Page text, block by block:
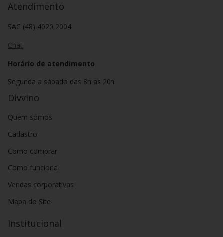
Atendimento
SAC (48) 4020 2004
Chat
Horário de atendimento
Segunda a sábado das 8h as 20h.
Divvino
Quem somos
Cadastro
Como comprar
Como funciona
Vendas corporativas
Mapa do Site
Institucional